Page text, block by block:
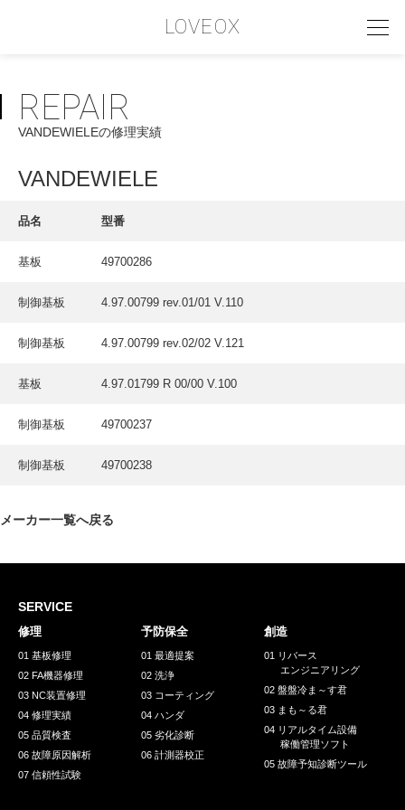
LOVEOX
PHILOSOPHY
フィロソフィー
COMPANY PROFILE
INTERVIEW
お客様インタビュー
RECRUIT
お問い合わせ
REPAIR
VANDEWIELEの修理実績
VANDEWIELE
品名 型番
基板 49700286
制御基板 4.97.00799 rev.01/01 V.110
制御基板 4.97.00799 rev.02/02 V.121
基板 4.97.01799 R 00/00 V.100
制御基板 49700237
制御基板 49700238
メーカー一覧へ戻る
SERVICE
修理
01 基板修理
02 FA機器修理
03 NC装置修理
04 修理実績
05 品質検査
06 故障原因解析
07 信頼性試験
予防保全
01 最適提案
02 洗浄
03 コーティング
04 ハンダ
05 劣化診断
06 計測器校正
創造
01 リバース
エンジニアリング
02 盤盤冷ま～す君
03 まも～る君
04 リアルタイム設備
稼働管理ソフト
05 故障予知診断ツール